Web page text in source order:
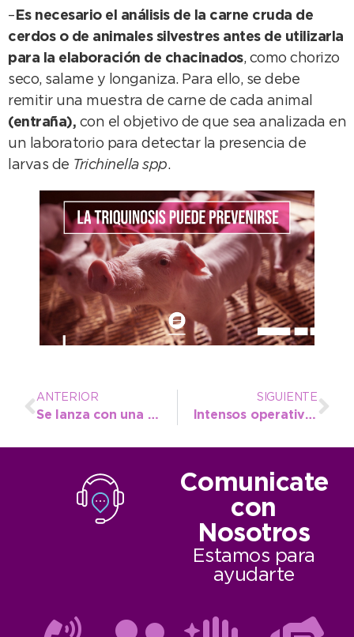
– Es necesario el análisis de la carne cruda de
cerdos o de animales silvestres antes de utilizarla
para la elaboración de chacinados, como chorizo
seco, salame y longaniza. Para ello, se debe
remitir una muestra de carne de cada animal
(entraña), con el objetivo de que sea analizada en
un laboratorio para detectar la presencia de
larvas de Trichinella spp.
ANTERIOR
Se lanza con una capacitación el programa “Ojos en Alerta” en la Municipalidad de Necochea
SIGUIENTE
Intensos operativos en la villa balnearia y el parque con secuestros y medidas de prevención
Comunicate
con
Nosotros
Estamos para
ayudarte